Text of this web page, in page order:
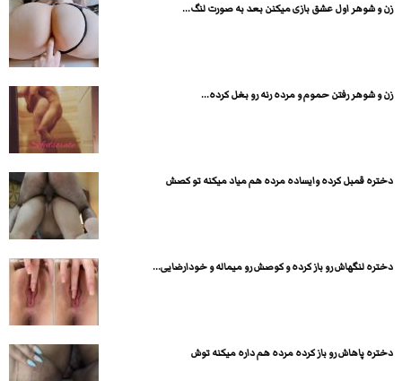
زن و شوهر اول عشق بازی میکنن بعد به صورت لنگ...
زن و شوهر رفتن حموم و مرده رنه رو بغل کرده...
دختره قمبل کرده وایساده مرده هم میاد میکنه تو کصش
دختره لنگهاش رو باز کرده و کوصش رو میماله و خودارضایی...
دختره پاهاش رو باز کرده مرده هم داره میکنه توش